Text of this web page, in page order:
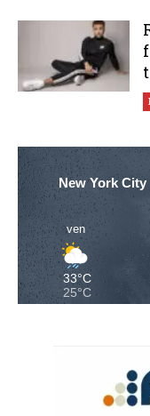
New York City
ven
33°C
25°C